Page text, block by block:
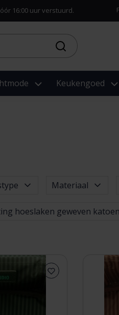
16:00 uur verstuurd.
Keukengoed
Materiaal
hoeslaken geweven katoen